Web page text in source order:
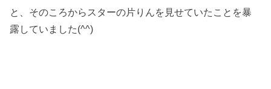
と、そのころからスターの片りんを見せていたことを暴
露していました(^^)